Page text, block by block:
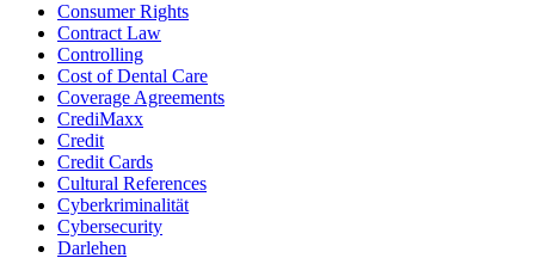
Consumer Rights
Contract Law
Controlling
Cost of Dental Care
Coverage Agreements
CrediMaxx
Credit
Credit Cards
Cultural References
Cyberkriminalität
Cybersecurity
Darlehen